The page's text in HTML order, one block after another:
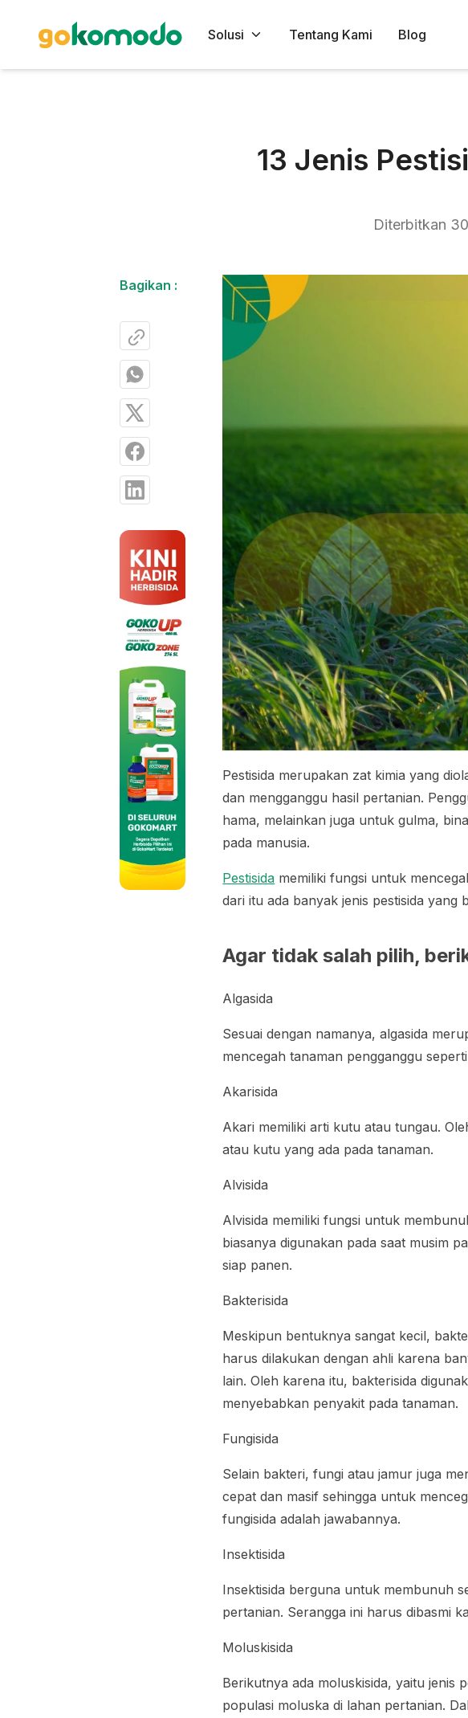
Solusi Tentang Kami Blog
13 Jenis
Diterbitkan
Bagikan :
Pestisida merupakan zat kimia yang
dan mengganggu hasil pertanian.
hama, melainkan juga untuk gulma,
pada manusia.
Pestisida memiliki fungsi untuk
dari itu ada banyak jenis pestisida yang
Agar tidak salah pilih,
Algasida
Sesuai dengan namanya, algasida
mencegah tanaman pengganggu
Akarisida
Akari memiliki arti kutu atau tungau.
atau kutu yang ada pada tanaman.
Alvisida
Alvisida memiliki fungsi untuk
biasanya digunakan pada saat musim
siap panen.
Bakterisida
Meskipun bentuknya sangat kecil,
harus dilakukan dengan ahli karena
lain. Oleh karena itu, bakterisida
menyebabkan penyakit pada tanaman.
Fungisida
Selain bakteri, fungi atau jamur juga
cepat dan masif sehingga untuk
fungisida adalah jawabannya.
Insektisida
Insektisida berguna untuk membunuh
pertanian. Serangga ini harus dibasmi
Moluskisida
Berikutnya ada moluskisida, yaitu jenis
populasi moluska di lahan pertanian.